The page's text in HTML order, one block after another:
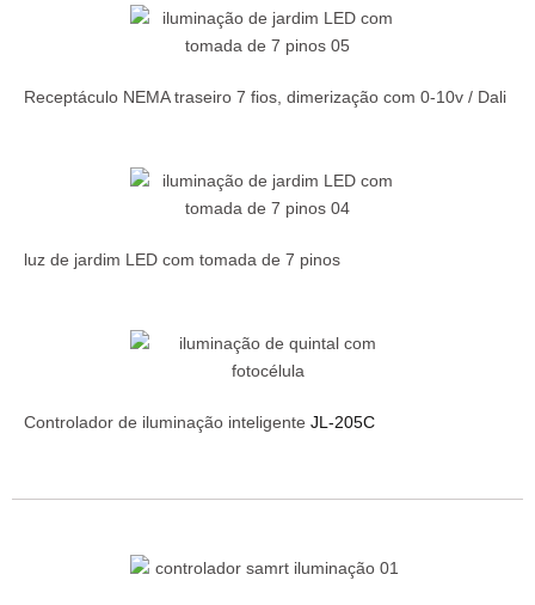
Receptáculo NEMA traseiro 7 fios, dimerização com 0-10v / Dali
luz de jardim LED com tomada de 7 pinos
Controlador de iluminação inteligente JL-205C